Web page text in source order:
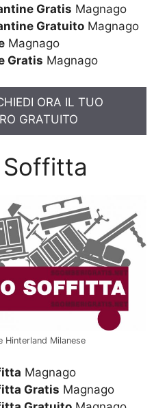
Gratis Magnago
Gratuito Magnago
Magnago
Gratis Magnago
ORA IL TUO
GRATUITO
Hinterland Milanese
Magnago
Gratis Magnago